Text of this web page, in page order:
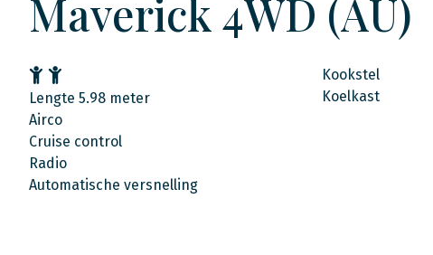
Maverick 4WD (AU)
Lengte 5.98 meter
Airco
Cruise control
Radio
Automatische versnelling
Kookstel
Koelkast